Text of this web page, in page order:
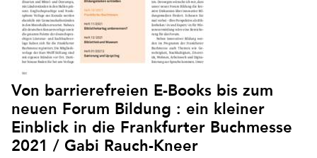
Von barrierefreien E-Books bis zum
neuen Forum Bildung : ein kleiner
Einblick in die Frankfurter Buchmesse
2021 / Gabi Rauch-Kneer